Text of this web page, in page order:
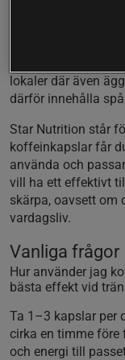
mängd koffein per
inför träning,
lokaler där även
därför innehålla
Star Nutrition står
koffeinkapslar får
använda och
vill ha ett effektivt
skärpa, oavsett om
vardagsliv.
Vanliga frågor
Hur använder jag
bästa effekt vid
Ta 1–3 kapslar per
cirka en timme
och energi till